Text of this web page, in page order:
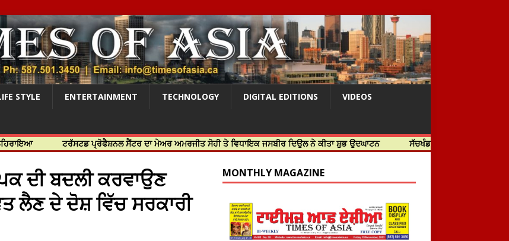
STYLE ENTERTAINMENT TECHNOLOGY DIGITAL EDITIONS VIDEOS
ਟਰੱਸਟਡ ਪ੍ਰੋਫੈਸ਼ਨਲ ਸੈਂਟਰ ਦਾ ਮੇਅਰ ਅਮਰਜੀਤ ਸੋਹੀ ਤੇ ਵਿਧਾਇਕ ਜਸਬੀਰ ਦਿਉਲ ਨੇ ਕੀਤਾ ਸ਼ੁਭ ਉਦਘਾਟਨ ਸੱਚਖੰਡ ਸ੍ਰੀ ਹਰਿਮੰਦਰ ਸਾਹਿਬ ਵਿਖੇ ਸਜੇ ਜਲੌਅ
ਦੀ ਬਦਲੀ ਕਰਵਾਉਣ
ਲੈਣ ਦੇ ਦੋਸ਼ ਵਿੱਚ ਸਰਕਾਰੀ
MONTHLY MAGAZINE